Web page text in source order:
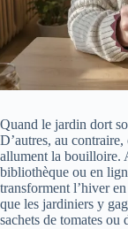
Quand le jardin dort
D’autres, au
allument la bouilloire.
bibliothèque ou en
transforment l’hiver
que les jardiniers y
sachets de tomates ou